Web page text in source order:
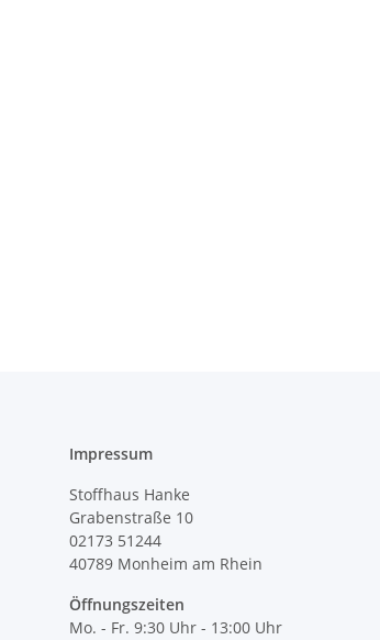
Impressum
Stoffhaus Hanke
Grabenstraße 10
02173 51244
40789 Monheim am Rhein
Öffnungszeiten
Mo. - Fr. 9:30 Uhr - 13:00 Uhr